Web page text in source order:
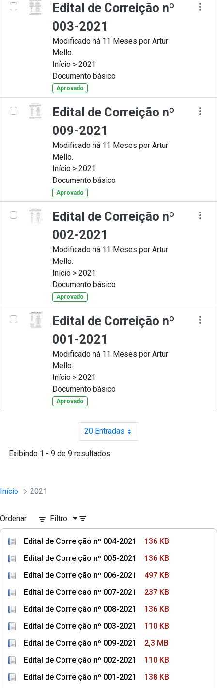
Edital de Correição nº
003-2021
Modificado há 11 Meses por Artur
Mello.
Início > 2021
Documento básico
Aprovado
Edital de Correição nº
009-2021
Modificado há 11 Meses por Artur
Mello.
Início > 2021
Documento básico
Aprovado
Edital de Correição nº
002-2021
Modificado há 11 Meses por Artur
Mello.
Início > 2021
Documento básico
Aprovado
Edital de Correição nº
001-2021
Modificado há 11 Meses por Artur
Mello.
Início > 2021
Documento básico
Aprovado
20 EntradasPor página
Exibindo 1 - 9 de 9 resultados.
Início 2021
Ordenar Filtro
Edital de Correição nº 004-2021
136 KB
Edital de Correição nº 005-2021
136 KB
Edital de Correição nº 006-2021
497 KB
Edital de Correicao nº 007-2021
237 KB
Edital de Correição nº 008-2021
136 KB
Edital de Correição nº 003-2021
110 KB
Edital de Correição nº 009-2021
2,3 MB
Edital de Correição nº 002-2021
110 KB
Edital de Correição nº 001-2021
138 KB